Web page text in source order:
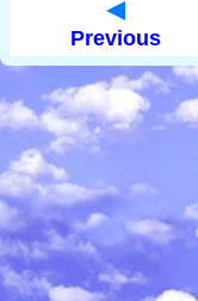
Previous